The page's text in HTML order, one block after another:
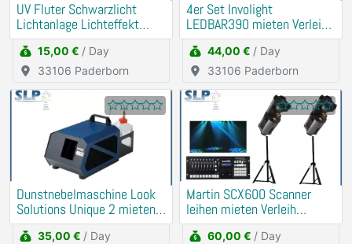
UV Fluter Schwarzlicht
Lichtanlage Lichteffekt
mieten Verleih
15,00 € / Day
33106 Paderborn
4er Set Involight
LEDBAR390 mieten Verleih
(Beleuchtung, Uplight)
44,00 € / Day
33106 Paderborn
Dunstnebelmaschine Look
Solutions Unique 2 mieten
Verleih
35,00 € / Day
Martin SCX600 Scanner
leihen mieten Verleih
(Strobo, Lichtanlage)
60,00 € / Day